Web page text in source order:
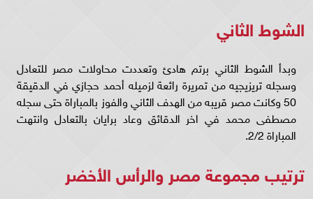
الشوط الثاني
وبدأ الشوط الثاني برتم هادئ وتعددت محاولات مصر للتعادل
وسجله تريزيجيه من تمريرة رائعة لزميله أحمد حجازي في الدقيقة
50 وكانت مصر قريبه من الهدف الثاني والفوز بالمباراة حتى سجله
مصطفى محمد في اخر الدقائق وعاد برايان بالتعادل وانتهت
المباراة 2/2.
ترتيب مجموعة مصر والرأس الأخضر